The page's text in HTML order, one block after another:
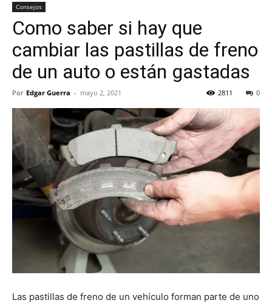
Consejos
Como saber si hay que
cambiar las pastillas de freno
de un auto o están gastadas
Por Edgar Guerra - mayo 2, 2021 0
2811
Las pastillas de freno de un vehículo forman parte de uno